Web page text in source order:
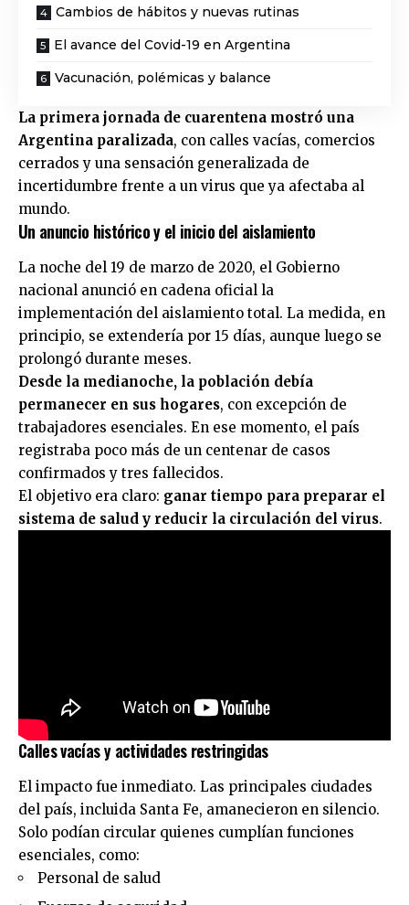
Cambios de hábitos y nuevas rutinas
El avance del Covid-19 en Argentina
Vacunación, polémicas y balance
La primera jornada de cuarentena mostró una
Argentina paralizada, con calles vacías, comercios
cerrados y una sensación generalizada de
incertidumbre frente a un virus que ya afectaba al
mundo.
Un anuncio histórico y el inicio del aislamiento
La noche del 19 de marzo de 2020, el Gobierno
nacional anunció en cadena oficial la
implementación del aislamiento total. La medida, en
principio, se extendería por 15 días, aunque luego se
prolongó durante meses.
Desde la medianoche, la población debía
permanecer en sus hogares, con excepción de
trabajadores esenciales. En ese momento, el país
registraba poco más de un centenar de casos
confirmados y tres fallecidos.
El objetivo era claro: ganar tiempo para preparar el
sistema de salud y reducir la circulación del virus.
Calles vacías y actividades restringidas
El impacto fue inmediato. Las principales ciudades
del país, incluida Santa Fe, amanecieron en silencio.
Solo podían circular quienes cumplían funciones
esenciales, como:
Personal de salud